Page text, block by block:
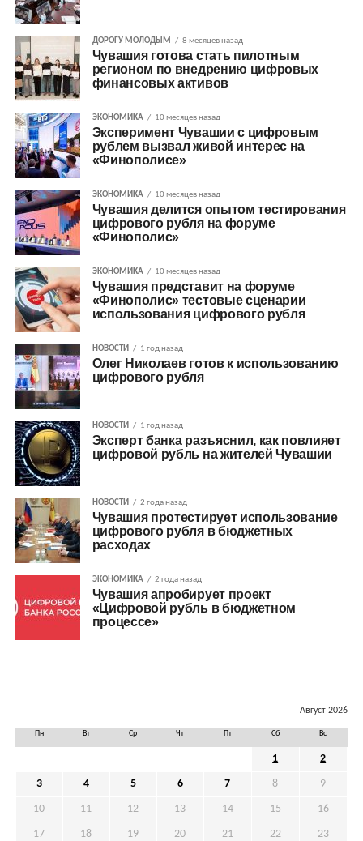
ДОРОГУ МОЛОДЫМ 8 месяцев назад
Чувашия готова стать пилотным
регионом по внедрению цифровых
финансовых активов
ЭКОНОМИКА 10 месяцев назад
Эксперимент Чувашии с цифровым
рублем вызвал живой интерес на
«Финополисе»
ЭКОНОМИКА 10 месяцев назад
Чувашия делится опытом тестирования
цифрового рубля на форуме
«Финополис»
ЭКОНОМИКА 10 месяцев назад
Чувашия представит на форуме
«Финополис» тестовые сценарии
использования цифрового рубля
НОВОСТИ 1 год назад
Олег Николаев готов к использованию
цифрового рубля
НОВОСТИ 1 год назад
Эксперт банка разъяснил, как повлияет
цифровой рубль на жителей Чувашии
НОВОСТИ 2 года назад
Чувашия протестирует использование
цифрового рубля в бюджетных
расходах
ЭКОНОМИКА 2 года назад
Чувашия апробирует проект
«Цифровой рубль в бюджетном
процессе»
Август 2026
Пн Вт Ср Чт Пт Сб Вс
1 2
3 4 5 6 7 8 9
10 11 12 13 14 15 16
17 18 19 20 21 22 23